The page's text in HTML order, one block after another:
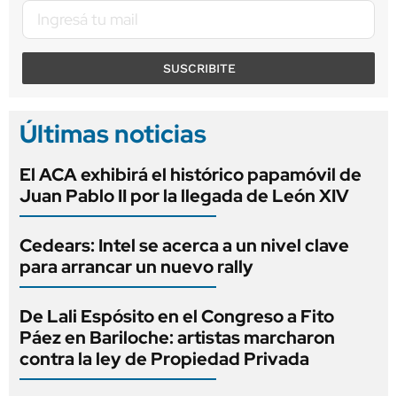
SUSCRIBITE
Últimas noticias
El ACA exhibirá el histórico papamóvil de
Juan Pablo II por la llegada de León XIV
Cedears: Intel se acerca a un nivel clave
para arrancar un nuevo rally
De Lali Espósito en el Congreso a Fito
Páez en Bariloche: artistas marcharon
contra la ley de Propiedad Privada